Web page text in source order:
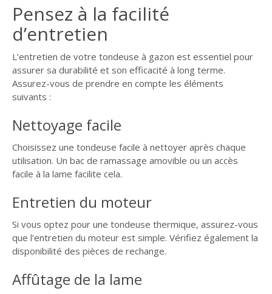
Pensez à la facilité
d’entretien
L’entretien de votre tondeuse à gazon est essentiel pour
assurer sa durabilité et son efficacité à long terme.
Assurez-vous de prendre en compte les éléments
suivants :
Nettoyage facile
Choisissez une tondeuse facile à nettoyer après chaque
utilisation. Un bac de ramassage amovible ou un accès
facile à la lame facilite cela.
Entretien du moteur
Si vous optez pour une tondeuse thermique, assurez-vous
que l’entretien du moteur est simple. Vérifiez également la
disponibilité des pièces de rechange.
Affûtage de la lame